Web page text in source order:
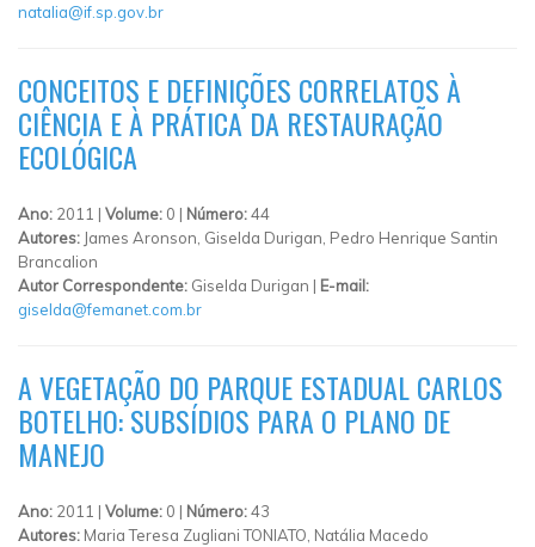
natalia@if.sp.gov.br
CONCEITOS E DEFINIÇÕES CORRELATOS À
CIÊNCIA E À PRÁTICA DA RESTAURAÇÃO
ECOLÓGICA
Ano: 2011 | Volume: 0 | Número:44
Autores: James Aronson, Giselda Durigan, Pedro Henrique Santin
Brancalion
Autor Correspondente: Giselda Durigan | E-mail:
giselda@femanet.com.br
A VEGETAÇÃO DO PARQUE ESTADUAL CARLOS
BOTELHO: SUBSÍDIOS PARA O PLANO DE
MANEJO
Ano: 2011 | Volume: 0 | Número:43
Autores: Maria Teresa Zugliani TONIATO, Natália Macedo